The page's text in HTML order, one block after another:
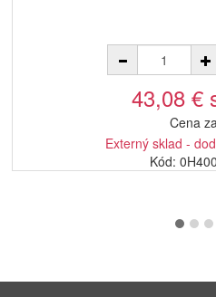
43,08 €
Cena
Externý sklad -
Kód: